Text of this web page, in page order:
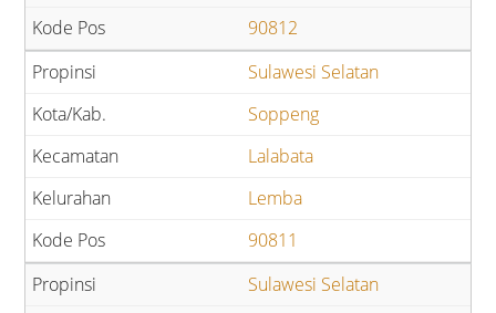
90812
Sulawesi Selatan
Soppeng
Lalabata
Lemba
90811
Sulawesi Selatan